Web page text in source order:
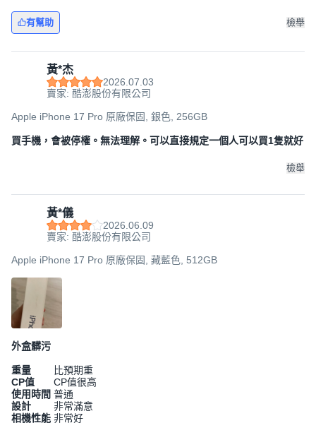
有幫助 檢舉
黃*杰
2026.07.03
賣家: 酷澎股份有限公司
Apple iPhone 17 Pro 原廠保固, 銀色, 256GB
買手機，會被停權。無法理解。可以直接規定一個人可以買1隻就好
檢舉
黃*儀
2026.06.09
賣家: 酷澎股份有限公司
Apple iPhone 17 Pro 原廠保固, 藏藍色, 512GB
外盒髒污
重量
比預期重
CP值
CP值很高
使用時間 普通
設計
非常滿意
相機性能 非常好